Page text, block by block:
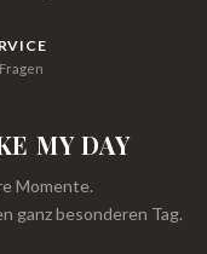
MY DAY
Momente.
ganz besonderen Tag.